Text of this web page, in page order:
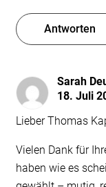
Antworten
Sarah
18. Juli
Lieber Thomas
Vielen Dank für
haben wie es